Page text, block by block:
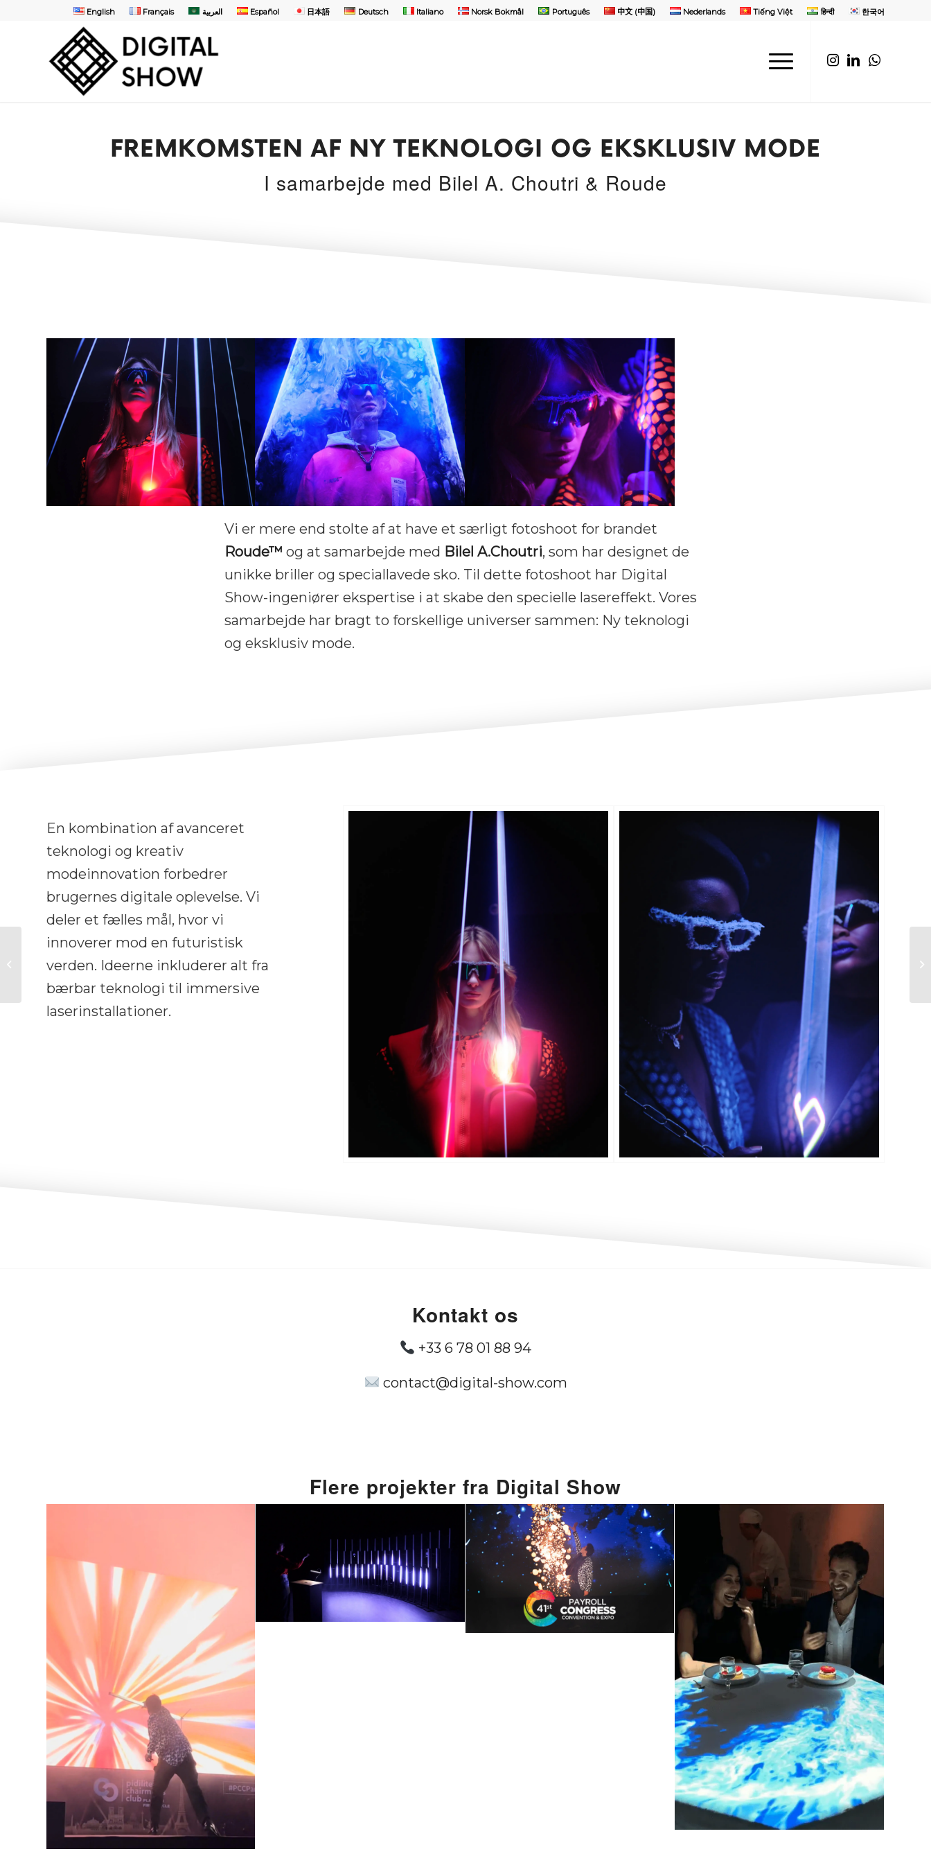
English Français العربية Español 日本語 Deutsch Italiano Norsk Bokmål Português 中文 (中国) Nederlands Tiếng Việt हिन्दी 한국어
FREMKOMSTEN AF NY TEKNOLOGI OG EKSKLUSIV MODE
I samarbejde med Bilel A. Choutri & Roude
Vi er mere end stolte af at have et særligt fotoshoot for brandet
Roude™ og at samarbejde med Bilel A.Choutri, som har designet de
unikke briller og speciallavede sko. Til dette fotoshoot har Digital
Show-ingeniører ekspertise i at skabe den specielle lasereffekt. Vores
samarbejde har bragt to forskellige universer sammen: Ny teknologi
og eksklusiv mode.
En kombination af avanceret
teknologi og kreativ
modeinnovation forbedrer
brugernes digitale oplevelse. Vi
deler et fælles mål, hvor vi
innoverer mod en futuristisk
verden. Ideerne inkluderer alt fra
bærbar teknologi til immersive
laserinstallationer.
Kontakt os
+33 6 78 01 88 94
contact@digital-show.com
Flere projekter fra Digital Show
Digital Magic Show
med ny teknologi til
events
juni 13, 2024
Interaktiv
lysinstallation: Føl
magien i dine
hænder
Sensationelt show:
Digital Shows laser
& magi
juni 3, 2024
Unik
middagsoplevelse:
Følelserne lever
omkring din
tallerken
juni 10, 2024
Laser Show:
Fantastisk og original